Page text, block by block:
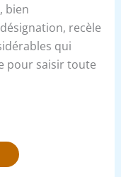
bien
recèle
qui
pour saisir toute